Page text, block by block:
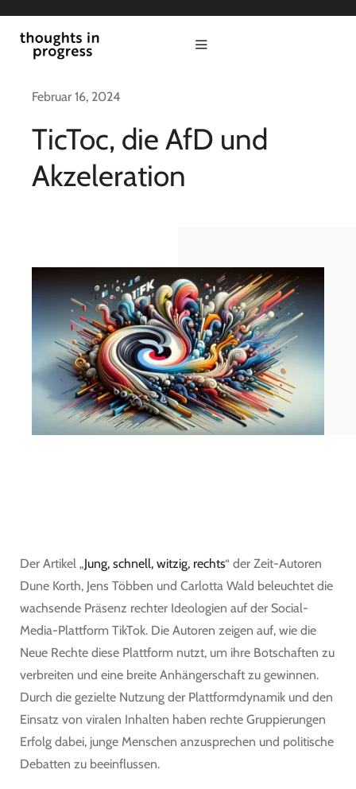
Inhalt
springen
Toggle
politik
kultur
thesis in progress
Februar 16, 2024
TicToc, die AfD und
Akzeleration
Der Artikel „Jung, schnell, witzig, rechts“ der Zeit-Autoren
Dune Korth, Jens Többen und Carlotta Wald beleuchtet die
wachsende Präsenz rechter Ideologien auf der Social-
Media-Plattform TikTok. Die Autoren zeigen auf, wie die
Neue Rechte diese Plattform nutzt, um ihre Botschaften zu
verbreiten und eine breite Anhängerschaft zu gewinnen.
Durch die gezielte Nutzung der Plattformdynamik und den
Einsatz von viralen Inhalten haben rechte Gruppierungen
Erfolg dabei, junge Menschen anzusprechen und politische
Debatten zu beeinflussen.